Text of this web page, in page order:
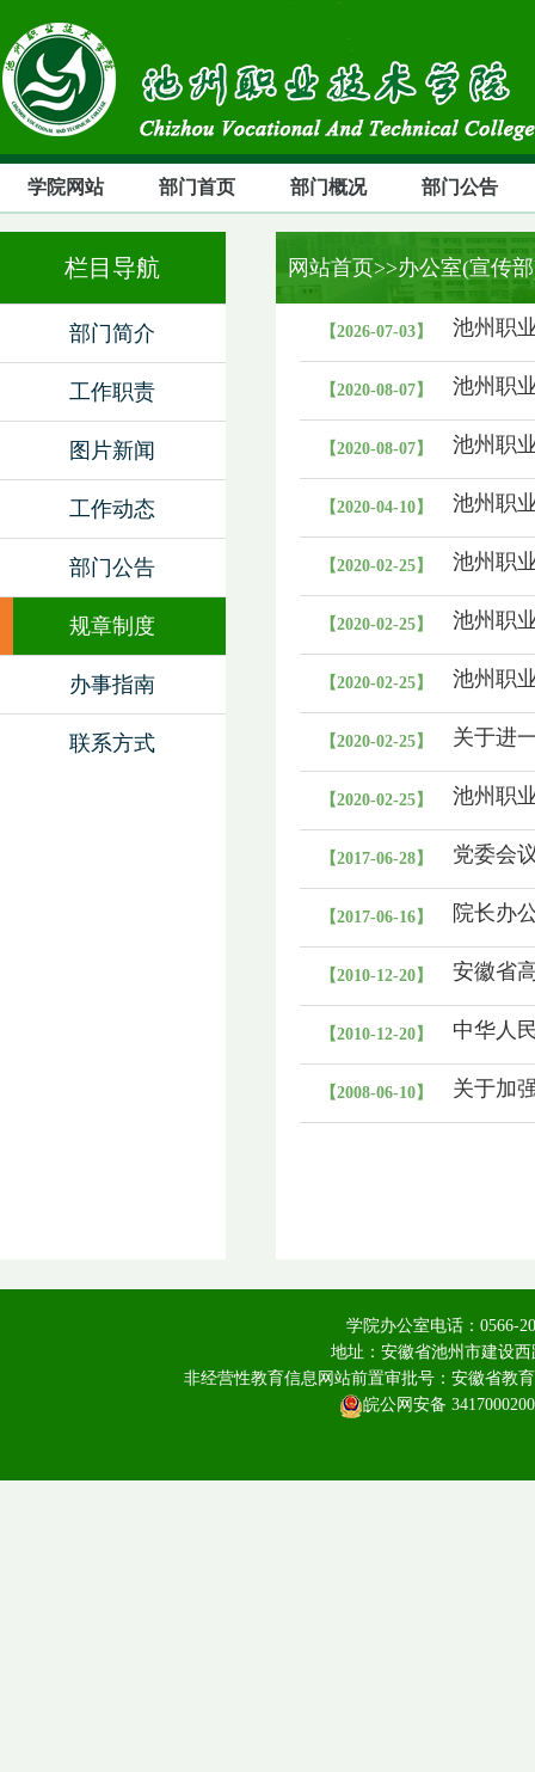
学院网站 部门首页 部门概况 部门公告
栏目导航
部门简介
工作职责
图片新闻
工作动态
部门公告
规章制度
办事指南
联系方式
网站首页>>办公室(宣传
【2026-07-03】 池州职
【2020-08-07】 池州职
【2020-08-07】 池州职
【2020-04-10】 池州职
【2020-02-25】 池州职
【2020-02-25】 池州职
【2020-02-25】 池州职
【2020-02-25】 关于进
【2020-02-25】 池州职
【2017-06-28】 党委会
【2017-06-16】 院长办
【2010-12-20】 安徽省
【2010-12-20】 中华人
【2008-06-10】 关于加
学院办公室电话：0566-
地址：安徽省池州市建设
非经营性教育信息网站前置审批号：安徽省教
皖公网安备